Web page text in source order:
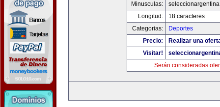
Minusculas:
Longitud:
18 caracteres
Categorias:
Deportes
Precio:
Realizar una
Visitar!
Serán consideradas